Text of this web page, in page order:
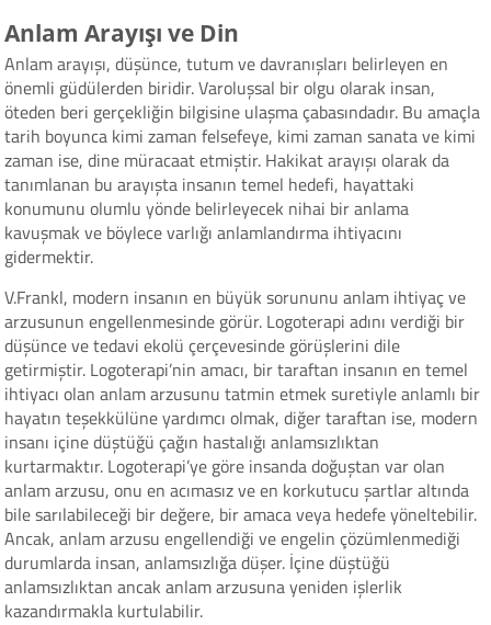
Anlam Arayışı ve Din
Anlam arayışı, düşünce, tutum ve davranışları belirleyen en
önemli güdülerden biridir. Varoluşsal bir olgu olarak insan,
öteden beri gerçekliğin bilgisine ulaşma çabasındadır. Bu amaçla
tarih boyunca kimi zaman felsefeye, kimi zaman sanata ve kimi
zaman ise, dine müracaat etmiştir. Hakikat arayışı olarak da
tanımlanan bu arayışta insanın temel hedefi, hayattaki
konumunu olumlu yönde belirleyecek nihai bir anlama
kavuşmak ve böylece varlığı anlamlandırma ihtiyacını
gidermektir.
V.Frankl, modern insanın en büyük sorununu anlam ihtiyaç ve
arzusunun engellenmesinde görür. Logoterapi adını verdiği bir
düşünce ve tedavi ekolü çerçevesinde görüşlerini dile
getirmiştir. Logoterapi’nin amacı, bir taraftan insanın en temel
ihtiyacı olan anlam arzusunu tatmin etmek suretiyle anlamlı bir
hayatın teşekkülüne yardımcı olmak, diğer taraftan ise, modern
insanı içine düştüğü çağın hastalığı anlamsızlıktan
kurtarmaktır. Logoterapi’ye göre insanda doğuştan var olan
anlam arzusu, onu en acımasız ve en korkutucu şartlar altında
bile sarılabileceği bir değere, bir amaca veya hedefe yöneltebilir.
Ancak, anlam arzusu engellendiği ve engelin çözümlenmediği
durumlarda insan, anlamsızlığa düşer. İçine düştüğü
anlamsızlıktan ancak anlam arzusuna yeniden işlerlik
kazandırmakla kurtulabilir.